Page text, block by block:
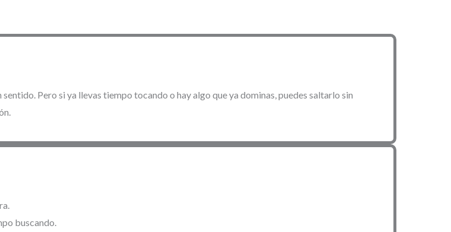
Pero si ya llevas tiempo tocando o hay algo que ya dominas, puedes saltarlo sin
buscando.